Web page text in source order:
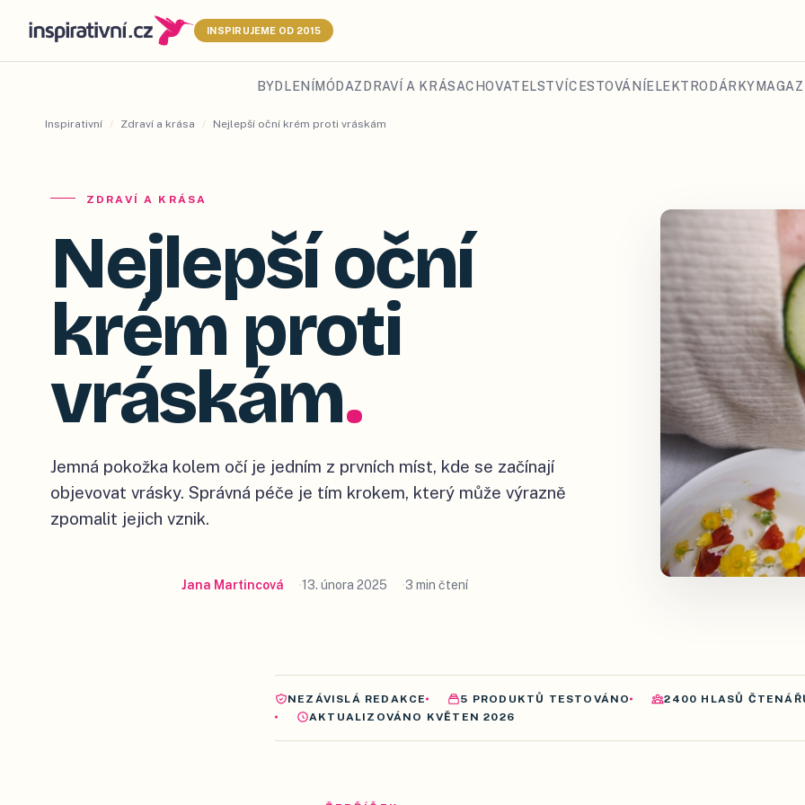
INSPIRUJEME OD 2015
BYDLENÍ MÓDAZDRAVÍ A KRÁSACHOVATELSTVÍCESTOVÁNÍ ELEKTRO DÁRKY
Inspirativní / Zdraví a krása / Nejlepší oční krém proti vráskám
ZDRAVÍ A KRÁSA
Nejlepší oční
krém proti
vráskám.
Jemná pokožka kolem očí je jedním z prvních míst, kde se začínají
objevovat vrásky. Správná péče je tím krokem, který může výrazně
zpomalit jejich vznik.
Jana Martincová 13. února 2025 3 min čtení
NEZÁVISLÁ REDAKCE 5 PRODUKTŮ TESTOVÁNO 2400 HLASŮ
AKTUALIZOVÁNO KVĚTEN 2026